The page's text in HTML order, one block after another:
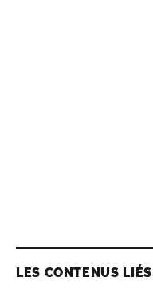
LES CONTENUS LIÉS